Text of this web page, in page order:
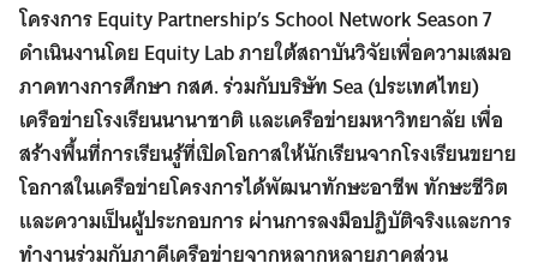
โครงการ Equity Partnership’s School Network Season 7
ดำเนินงานโดย Equity Lab ภายใต้สถาบันวิจัยเพื่อความเสมอ
ภาคทางการศึกษา กสศ. ร่วมกับบริษัท Sea (ประเทศไทย)
เครือข่ายโรงเรียนนานาชาติ และเครือข่ายมหาวิทยาลัย เพื่อ
สร้างพื้นที่การเรียนรู้ที่เปิดโอกาสให้นักเรียนจากโรงเรียนขยาย
โอกาสในเครือข่ายโครงการได้พัฒนาทักษะอาชีพ ทักษะชีวิต
และความเป็นผู้ประกอบการ ผ่านการลงมือปฏิบัติจริงและการ
ทำงานร่วมกับภาคีเครือข่ายจากหลากหลายภาคส่วน